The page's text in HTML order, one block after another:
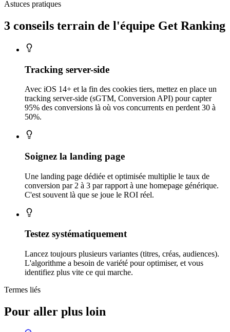
Astuces pratiques
3 conseils terrain de l'équipe Get Ranking
Tracking server-side
Avec iOS 14+ et la fin des cookies tiers, mettez en place un
tracking server-side (sGTM, Conversion API) pour capter
95% des conversions là où vos concurrents en perdent 30 à
50%.
Soignez la landing page
Une landing page dédiée et optimisée multiplie le taux de
conversion par 2 à 3 par rapport à une homepage générique.
C'est souvent là que se joue le ROI réel.
Testez systématiquement
Lancez toujours plusieurs variantes (titres, créas, audiences).
L'algorithme a besoin de variété pour optimiser, et vous
identifiez plus vite ce qui marche.
Termes liés
Pour aller plus loin